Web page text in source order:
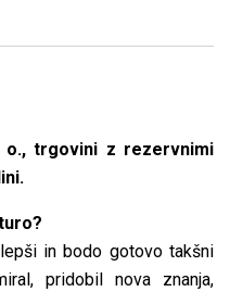
o., trgovini z rezervnimi
in bodo gotovo takšni
pridobil nova znanja,